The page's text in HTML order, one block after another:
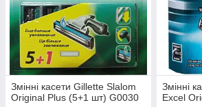
Змінні касети Gillette Slalom
Original Plus (5+1 шт) G0030
Змінні
Excel